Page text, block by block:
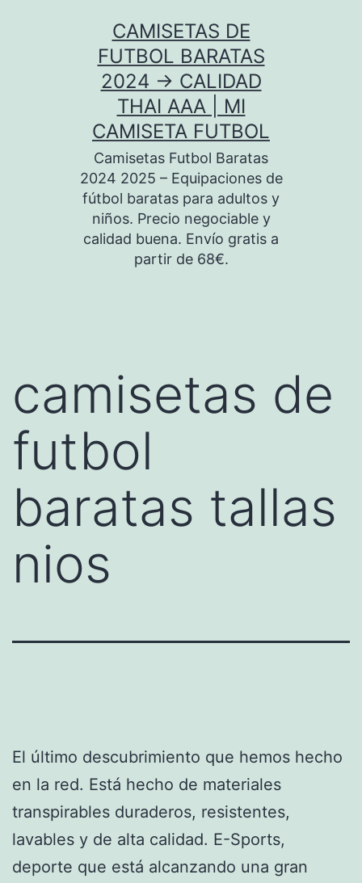
CAMISETAS DE
FUTBOL BARATAS
2024 → CALIDAD
THAI AAA | MI
CAMISETA FUTBOL
Camisetas Futbol Baratas
2024 2025 – Equipaciones de
fútbol baratas para adultos y
niños. Precio negociable y
calidad buena. Envío gratis a
partir de 68€.
camisetas de
futbol
baratas tallas
nios
El último descubrimiento que hemos hecho
en la red. Está hecho de materiales
transpirables duraderos, resistentes,
lavables y de alta calidad. E-Sports,
deporte que está alcanzando una gran